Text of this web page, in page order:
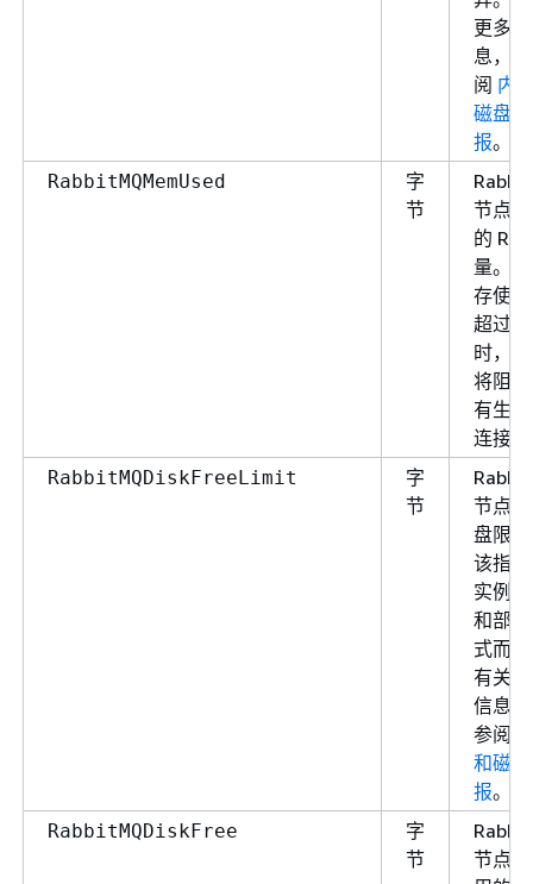
更多信
息，
阅 内
磁盘警
报。
RabbitMQMemUsed
字
节
节点
的
量。
存使
超过
时，
将阻
有生
连接。
RabbitMQDiskFreeLimit
字
节
节点
盘限
该指
实例
和部
式而
有关
信息
参阅
和磁
报。
RabbitMQDiskFree
字
节
节点